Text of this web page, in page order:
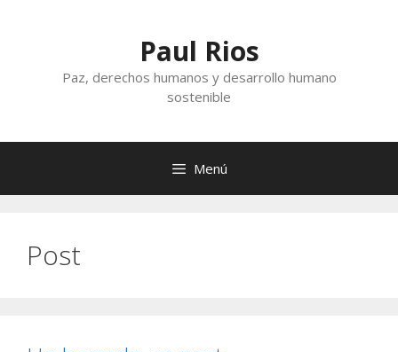
Paul Rios
Paz, derechos humanos y desarrollo humano
sostenible
Menú
Post